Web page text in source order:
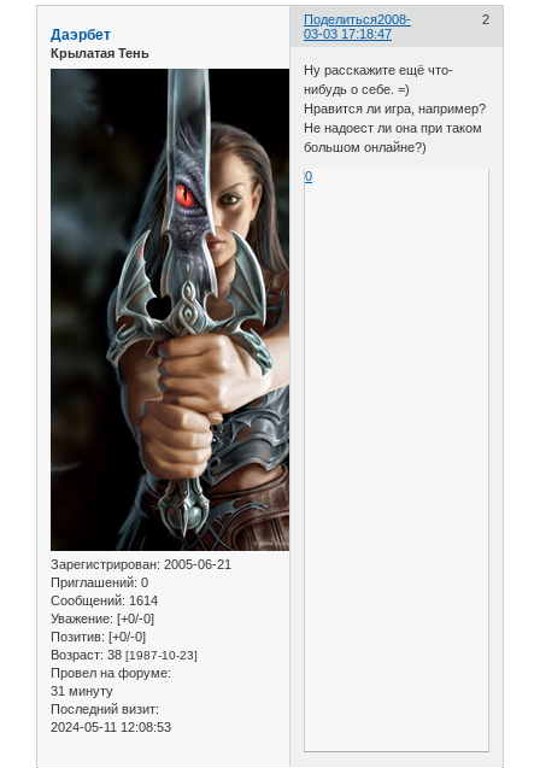
Поделиться 2
2008-
03-03 17:18:47
Даэрбет
Крылатая Тень
Зарегистрирован: 2005-06-21
Приглашений: 0
Сообщений: 1614
Уважение: [+0/-0]
Позитив: [+0/-0]
Возраст: 38 [1987-10-23]
Провел на форуме:
31 минуту
Последний визит:
2024-05-11 12:08:53
Ну расскажите ещё что-
нибудь о себе. =)
Нравится ли игра, например?
Не надоест ли она при таком
большом онлайне?)
0